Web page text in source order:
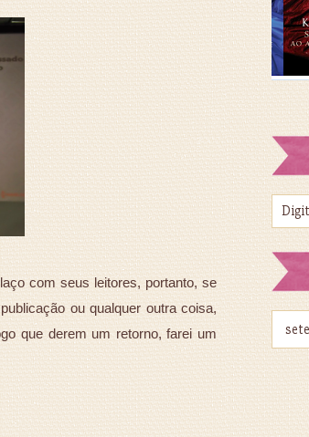
com seus leitores, portanto, se
ou qualquer outra coisa,
que derem um retorno, farei um